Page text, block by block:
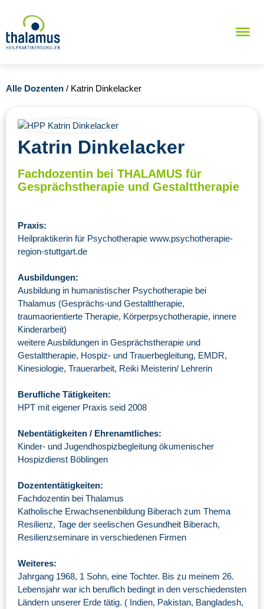
Alle Dozenten / Katrin Dinkelacker
Katrin Dinkelacker
Fachdozentin bei THALAMUS für
Gesprächstherapie und Gestalttherapie
Praxis:
Heilpraktikerin für Psychotherapie www.psychotherapie-
region-stuttgart.de
Ausbildungen:
Ausbildung in humanistischer Psychotherapie bei
Thalamus (Gesprächs-und Gestalttherapie,
traumaorientierte Therapie, Körperpsychotherapie, innere
Kinderarbeit)
weitere Ausbildungen in Gesprächstherapie und
Gestalttherapie, Hospiz- und Trauerbegleitung, EMDR,
Kinesiologie, Trauerarbeit, Reiki Meisterin/ Lehrerin
Berufliche Tätigkeiten:
HPT mit eigener Praxis seid 2008
Nebentätigkeiten / Ehrenamtliches:
Kinder- und Jugendhospizbegleitung ökumenischer
Hospizdienst Böblingen
Dozententätigkeiten:
Fachdozentin bei Thalamus
Katholische Erwachsenenbildung Biberach zum Thema
Resilienz, Tage der seelischen Gesundheit Biberach,
Resilienzseminare in verschiedenen Firmen
Weiteres:
Jahrgang 1968, 1 Sohn, eine Tochter. Bis zu meinem 26.
Lebensjahr war ich beruflich bedingt in den verschiedensten
Ländern unserer Erde tätig. ( Indien, Pakistan, Bangladesh,